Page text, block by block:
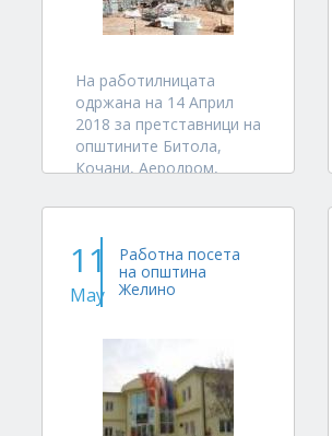
На работилницата
одржана на 14 Април
2018 за претставници на
општините Битола,
Кочани, Аеродром,
Желино, Дебар , SEI
Consortium ги
промовираше
партнерите Trimo Group
и Efix Electrical
за приоритетни проекти
за реконструкција се...
11
May
Работна посета
на општина
Желино